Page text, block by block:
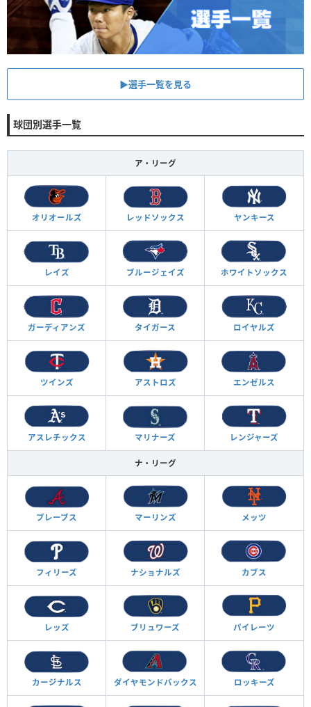
▶︎選手一覧を見る
球団別選手一覧
ア・リーグ
オリオールズ レッドソックス ヤンキース
レイズ ブルージェイズ ホワイトソックス
ガーディアンズ タイガース ロイヤルズ
ツインズ アストロズ エンゼルス
アスレチックス マリナーズ レンジャーズ
ナ・リーグ
ブレーブス マーリンズ メッツ
フィリーズ ナショナルズ カブス
レッズ ブリュワーズ パイレーツ
カージナルス ダイヤモンドバックス ロッキーズ